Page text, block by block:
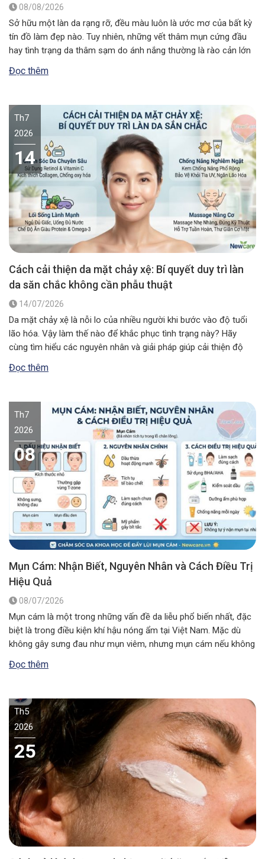
08/08/2026
Sở hữu một làn da rạng rỡ, đều màu luôn là ước mơ của bất kỳ
tín đồ làm đẹp nào. Tuy nhiên, những vết thâm mụn cứng đầu
hay tình trạng da thâm sạm do ánh nắng thường là rào cản lớn
Đọc thêm
Th7
2026
14
Cách cải thiện da mặt chảy xệ: Bí quyết duy trì làn
da săn chắc không cần phẫu thuật
14/07/2026
Da mặt chảy xệ là nỗi lo của nhiều người khi bước vào độ tuổi
lão hóa. Vậy làm thế nào để khắc phục tình trạng này? Hãy
cùng tìm hiểu các nguyên nhân và giải pháp giúp cải thiện độ
Đọc thêm
Th7
2026
08
Mụn Cám: Nhận Biết, Nguyên Nhân và Cách Điều Trị
Hiệu Quả
08/07/2026
Mụn cám là một trong những vấn đề da liễu phổ biến nhất, đặc
biệt là trong điều kiện khí hậu nóng ẩm tại Việt Nam. Mặc dù
không gây sưng đau như mụn viêm, nhưng mụn cám nếu không
Đọc thêm
Th5
2026
25